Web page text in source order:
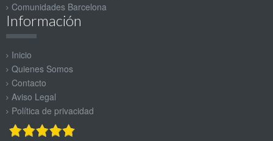
Comunidades Barcelona
Información
Inicio
Quienes Somos
Contacto
Aviso Legal
Política de privacidad